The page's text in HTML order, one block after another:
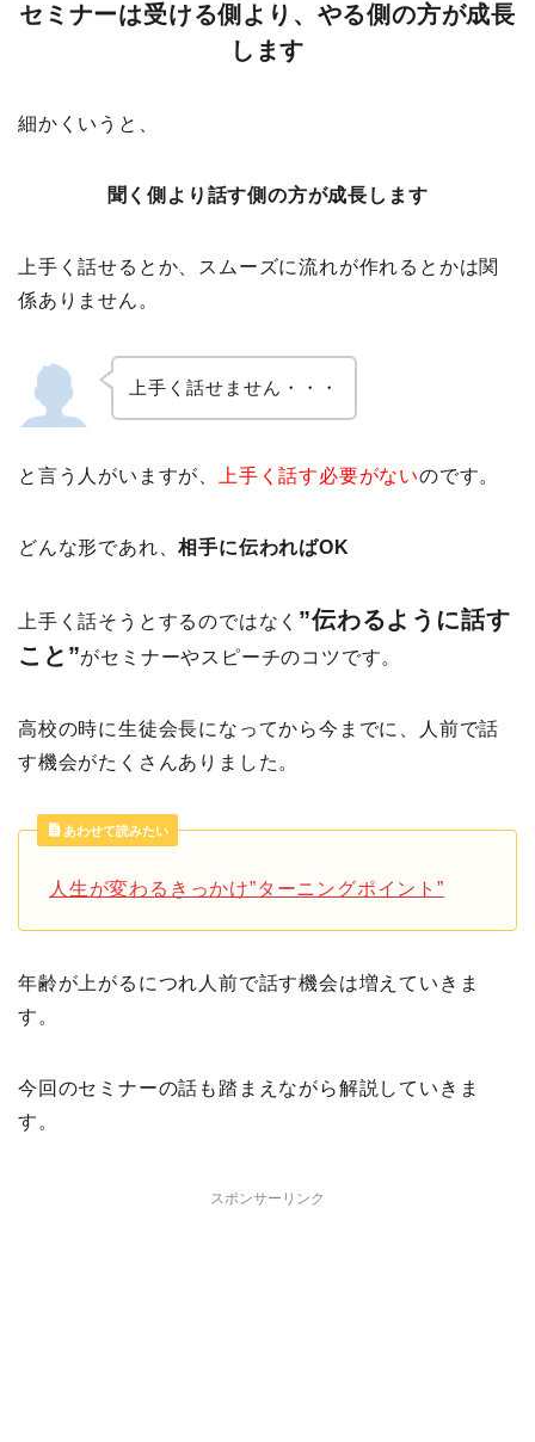
セミナーは受ける側より、やる側の方が成長
します
細かくいうと、
聞く側より話す側の方が成長します
上手く話せるとか、スムーズに流れが作れるとかは関
係ありません。
上手く話せません・・・
と言う人がいますが、 上手く話す必要がないのです。
どんな形であれ、相手に伝わればOK
上手く話そうとするのではなく ”伝わるように話す
こと”がセミナーやスピーチのコツです。
高校の時に生徒会長になってから今までに、人前で話
す機会がたくさんありました。
あわせて読みたい
人生が変わるきっかけ”ターニングポイント”
年齢が上がるにつれ人前で話す機会は増えていきま
す。
今回のセミナーの話も踏まえながら解説していきま
す。
スポンサーリンク